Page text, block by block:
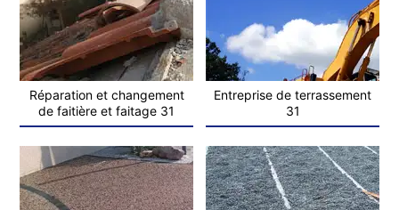
Réparation et changement
de faitière et faitage 31
Entreprise de terrassement
31